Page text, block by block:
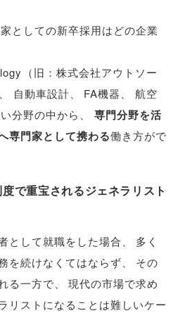
としての新卒採用はどの企業
（旧：株式会社アウトソー
自動車設計 FA機器
航空
分野の中から
専門分野を活
専門家として携わる働き方がで
で重宝されるジェネラリスト
として就職をした場合
多く
を続けなくてはならず
その
る一方で
現代の市場で求め
リストになることは難しいケー